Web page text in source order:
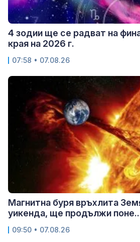
4 зодии ще се радват на
края на 2026 г.
07:58 • 07.08.26
Магнитна буря връхлита
уикенда, ще продължи
09:50 • 07.08.26